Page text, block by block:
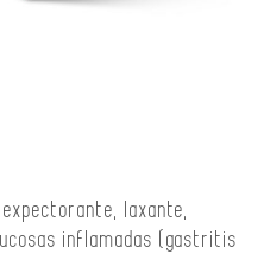
laxante,
inflamadas (gastritis